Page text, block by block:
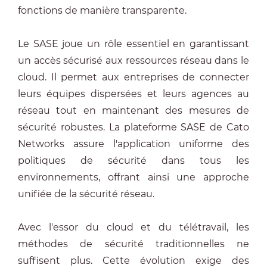
fonctions de manière transparente.
Le SASE joue un rôle essentiel en garantissant
un accès sécurisé aux ressources réseau dans le
cloud. Il permet aux entreprises de connecter
leurs équipes dispersées et leurs agences au
réseau tout en maintenant des mesures de
sécurité robustes. La plateforme SASE de Cato
Networks assure l'application uniforme des
politiques de sécurité dans tous les
environnements, offrant ainsi une approche
unifiée de la sécurité réseau.
Avec l'essor du cloud et du télétravail, les
méthodes de sécurité traditionnelles ne
suffisent plus. Cette évolution exige des